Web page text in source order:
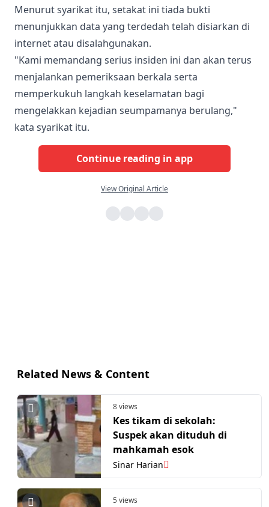
Menurut syarikat itu, setakat ini tiada bukti
menunjukkan data yang terdedah telah disiarkan di
internet atau disalahgunakan.
"Kami memandang serius insiden ini dan akan terus
menjalankan pemeriksaan berkala serta
memperkukuh langkah keselamatan bagi
mengelakkan kejadian seumpamanya berulang,"
kata syarikat itu.
Continue reading in app
View Original Article
Related News & Content
8 views
Kes tikam di sekolah:
Suspek akan dituduh di
mahkamah esok
Sinar Harian
5 views